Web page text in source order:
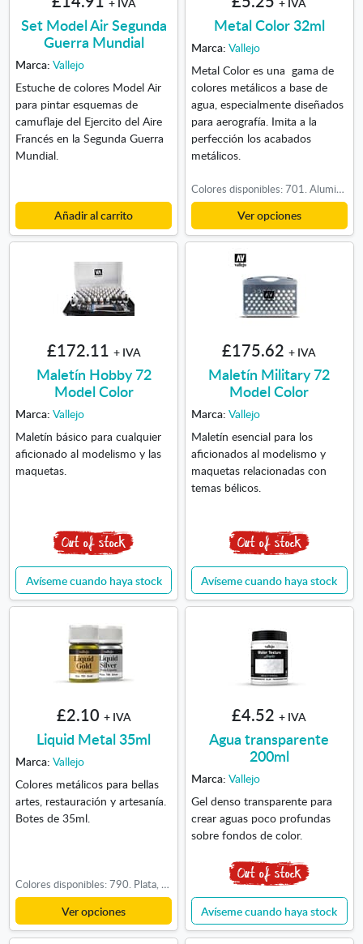
Set Model Air Segunda
Guerra Mundial
Marca: Vallejo
Estuche de colores Model Air
para pintar esquemas de
camuflaje del Ejercito del Aire
Francés en la Segunda Guerra
Mundial.
Añadir al carrito
Metal Color 32ml
Marca: Vallejo
Metal Color es una gama de
colores metálicos a base de
agua, especialmente diseñados
para aerografía. Imita a la
perfección los acabados
metálicos.
Colores disponibles: 701. Aluminio, 702. Duraluminio, 703. Aluminio Oscuro, 704. Metal Quemado, 706. Aluminio Blanco, 707. Cromo, 711. Magnesio, 713. Tobera Reactor, 716. Aluminio Satinado, 717. Aluminio Mate, 720. Gris Metalizado, 721. Hierro Quemado, 723. Colector Escape, 724. Plata, 725. Oro
Ver opciones
£172.11 + IVA
Maletín Hobby 72
Model Color
Marca: Vallejo
Maletín básico para cualquier
aficionado al modelismo y las
maquetas.
Avíseme cuando haya stock
£175.62 + IVA
Maletín Military 72
Model Color
Marca: Vallejo
Maletín esencial para los
aficionados al modelismo y
maquetas relacionadas con
temas bélicos.
Avíseme cuando haya stock
£2.10 + IVA
Liquid Metal 35ml
Marca: Vallejo
Colores metálicos para bellas
artes, restauración y artesanía.
Botes de 35ml.
Colores disponibles: 790. Plata, 791. Oro, 792. Oro Viejo, 793. Oro Rico, 794. Oro Rojo, 795. Oro Verde, 796. Oro Blanco, 797. Cobre
Ver opciones
£4.52 + IVA
Agua transparente
200ml
Marca: Vallejo
Gel denso transparente para
crear aguas poco profundas
sobre fondos de color.
Avíseme cuando haya stock